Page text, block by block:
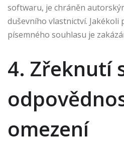
softwaru, je chráněn
duševního vlastnictví.
písemného souhlasu je
4. Zřeknutí
omezení